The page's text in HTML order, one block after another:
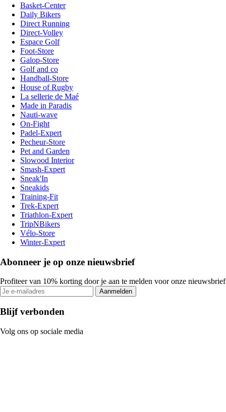
Basket-Center
Daily Bikers
Direct Running
Direct-Volley
Espace Golf
Foot-Store
Galop-Store
Golf and co
Handball-Store
House of Rugby
La sellerie de Maé
Made in Paradis
Nauti-wave
On-Fight
Padel-Expert
Pecheur-Store
Pet and Garden
Slowood Interior
Smash-Expert
Sneak'In
Sneakids
Training-Fit
Trek-Expert
Triathlon-Expert
TripNBikers
Vélo-Store
Winter-Expert
Abonneer je op onze nieuwsbrief
Profiteer van 10% korting door je aan te melden voor onze nieuwsbrief
Aanmelden
Blijf verbonden
Volg ons op sociale media